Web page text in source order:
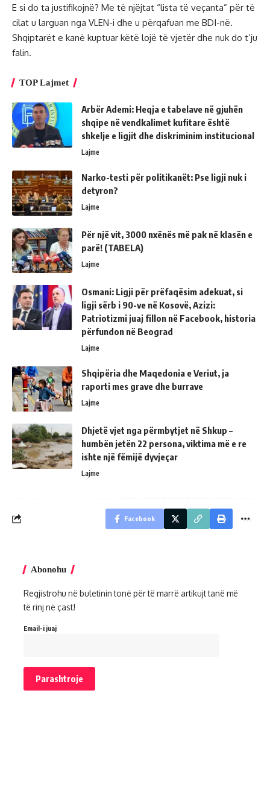
E si do ta justifikojnë? Me të njëjtat “lista të veçanta” për të
cilat u larguan nga VLEN-i dhe u përqafuan me BDI-në.
Shqiptarët e kanë kuptuar këtë lojë të vjetër dhe nuk do t’ju
falin.
TOP Lajmet
Arbër Ademi: Heqja e tabelave në gjuhën
shqipe në vendkalimet kufitare është
shkelje e ligjit dhe diskriminim institucional
Lajme
Narko-testi për politikanët: Pse ligji nuk i
detyron?
Lajme
Për një vit, 3000 nxënës më pak në klasën e
parë! (TABELA)
Lajme
Osmani: Ligji për prëfaqësim adekuat, si
ligji sërb i 90-ve në Kosovë, Azizi:
Patriotizmi juaj fillon në Facebook, historia
përfundon në Beograd
Lajme
Shqipëria dhe Maqedonia e Veriut, ja
raporti mes grave dhe burrave
Lajme
Dhjetë vjet nga përmbytjet në Shkup –
humbën jetën 22 persona, viktima më e re
ishte një fëmijë dyvjeçar
Lajme
Facebook
Abonohu
Regjistrohu në buletinin tonë për të marrë artikujt tanë më
të rinj në çast!
Email-i juaj